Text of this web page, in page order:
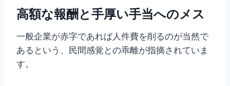
高額な報酬と手厚い手当へのメス
一般企業が赤字であれば人件費を削るのが当然で
あるという、民間感覚との乖離が指摘されていま
す。